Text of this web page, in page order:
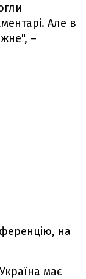
Але в
–
на
має